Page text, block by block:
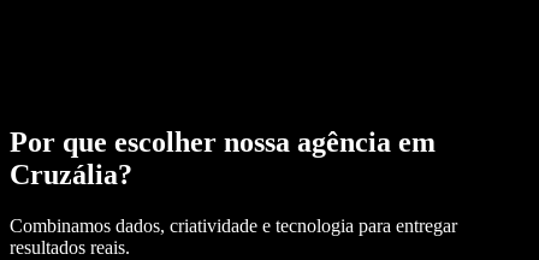
Por que escolher nossa agência em
Cruzália?
Combinamos dados, criatividade e tecnologia para entregar
resultados reais.